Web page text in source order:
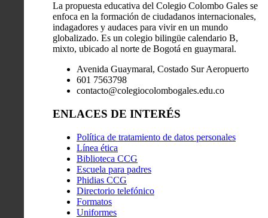
La propuesta educativa del Colegio Colombo Gales se
enfoca en la formación de ciudadanos internacionales,
indagadores y audaces para vivir en un mundo
globalizado. Es un colegio bilingüe calendario B,
mixto, ubicado al norte de Bogotá en guaymaral.
Avenida Guaymaral, Costado Sur Aeropuerto
601 7563798
contacto@colegiocolombogales.edu.co
ENLACES DE INTERÉS
Política de tratamiento de datos personales
Línea ética
Biblioteca CCG
Escuela para padres
Phidias CCG
Directorio telefónico
Formatos
Uniformes